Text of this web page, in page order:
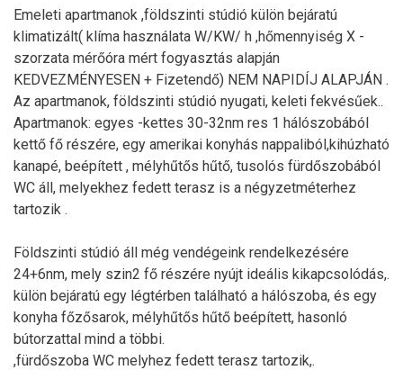
Emeleti apartmanok ,földszinti stúdió külön bejáratú
klimatizált( klíma használata W/KW/ h ,hőmennyiség X -
szorzata mérőóra mért fogyasztás alapján
KEDVEZMÉNYESEN + Fizetendő) NEM NAPIDÍJ ALAPJÁN .
Az apartmanok, földszinti stúdió nyugati, keleti fekvésűek..
Apartmanok: egyes -kettes 30-32nm res 1 hálószobából
kettő fő részére, egy amerikai konyhás nappaliból,kihúzható
kanapé, beépített , mélyhűtős hűtő, tusolós fürdőszobából
WC áll, melyekhez fedett terasz is a négyzetméterhez
tartozik .
Földszinti stúdió áll még vendégeink rendelkezésére
24+6nm, mely szin2 fő részére nyújt ideális kikapcsolódás,.
külön bejáratú egy légtérben található a hálószoba, és egy
konyha főzősarok, mélyhűtős hűtő beépített, hasonló
bútorzattal mind a többi.
,fürdőszoba WC melyhez fedett terasz tartozik,.